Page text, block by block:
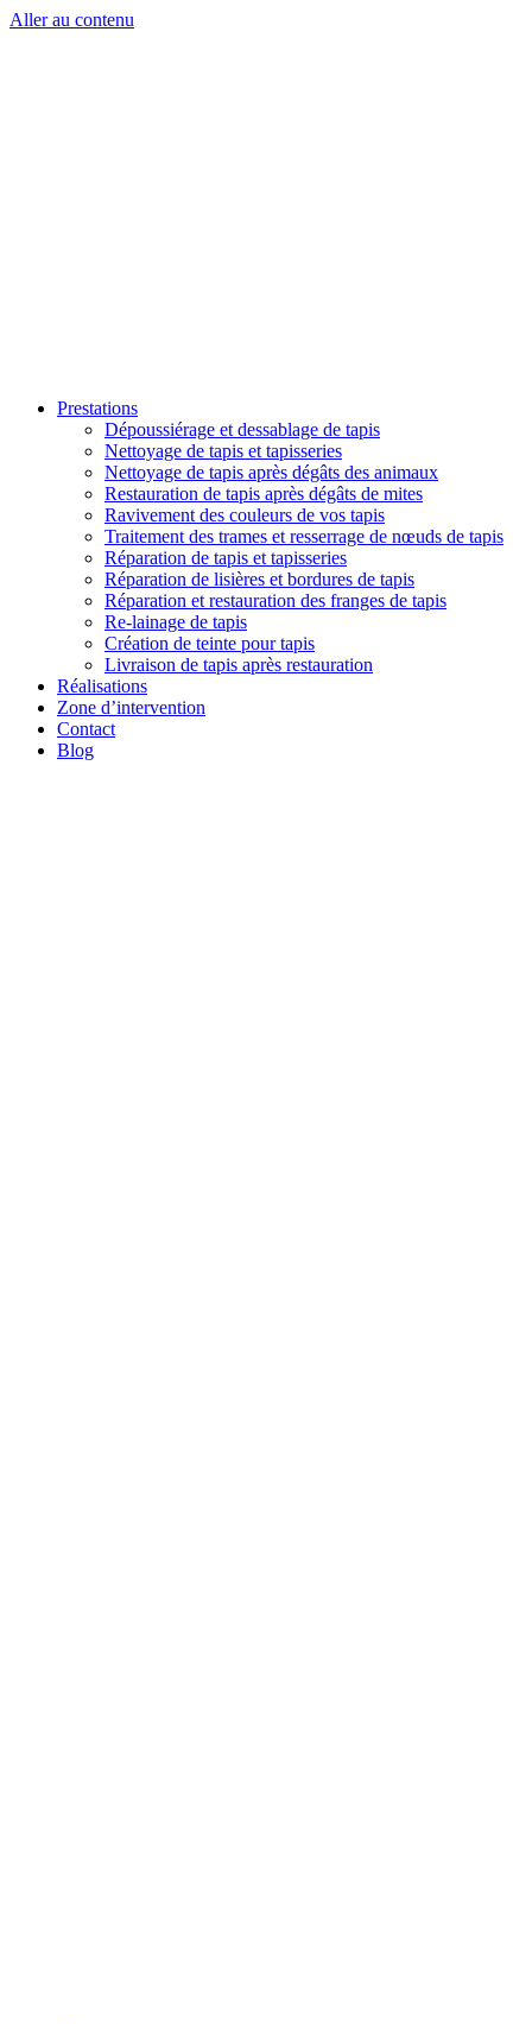
Aller au contenu
Prestations
Dépoussiérage et dessablage de tapis
Nettoyage de tapis et tapisseries
Nettoyage de tapis après dégâts des animaux
Restauration de tapis après dégâts de mites
Ravivement des couleurs de vos tapis
Traitement des trames et resserrage de nœuds de tapis
Réparation de tapis et tapisseries
Réparation de lisières et bordures de tapis
Réparation et restauration des franges de tapis
Re-lainage de tapis
Création de teinte pour tapis
Livraison de tapis après restauration
Réalisations
Zone d’intervention
Contact
Blog